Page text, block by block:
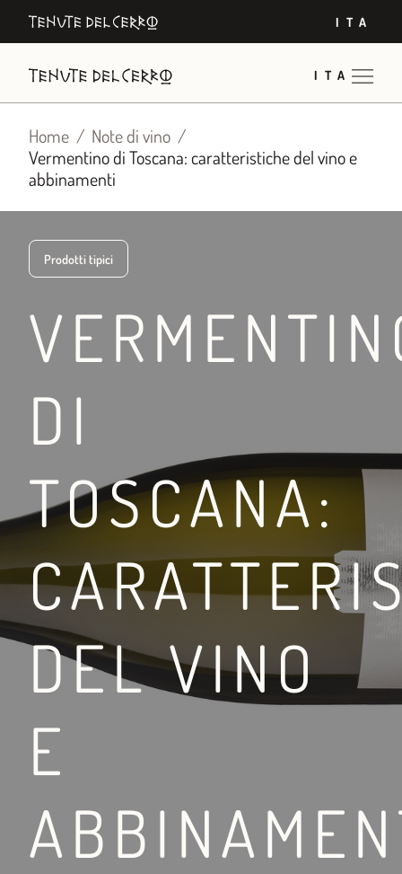
ITA
ITA
TRA LA VIA
LEGGI DI PIÙ
Home
Note di vino
Vermentino di Toscana: caratteristiche del vino e
abbinamenti
Prodotti tipici
DI
TOSCANA:
DEL VINO
E